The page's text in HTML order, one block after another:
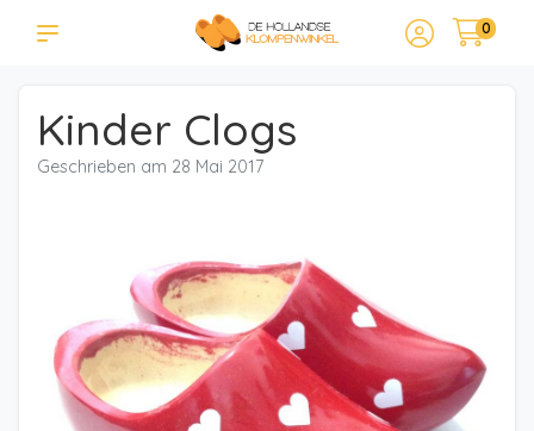
0
Kinder Clogs
Geschrieben am 28 Mai 2017